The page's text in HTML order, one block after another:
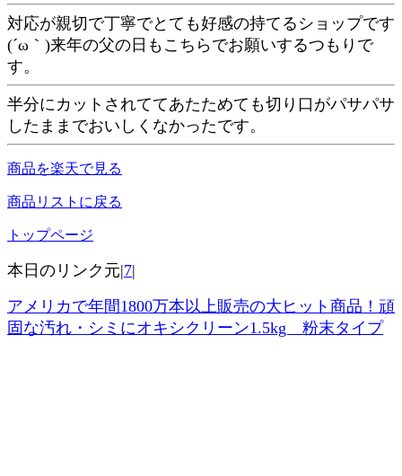
対応が親切で丁寧でとても好感の持てるショップです
(´ω｀)来年の父の日もこちらでお願いするつもりで
す。
半分にカットされててあたためても切り口がパサパサ
したままでおいしくなかったです。
商品を楽天で見る
商品リストに戻る
トップページ
本日のリンク元|7|
アメリカで年間1800万本以上販売の大ヒット商品！頑
固な汚れ・シミにオキシクリーン1.5kg 粉末タイプ